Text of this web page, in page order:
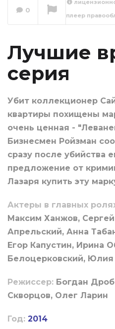
0
плеер
Лучшие
серия
Убит коллекционер
квартиры похищены
очень ценная -
Бизнесмен Ройзман
сразу после убийства
предложение от
Лазаря купить эту
Актеры в главных
Максим Ханжов,
Апрельский, Анна
Егор Капустин, Ирина
Белоцерковский,
Режиссер: Богдан
Скворцов, Олег Ларин
Год: 2014